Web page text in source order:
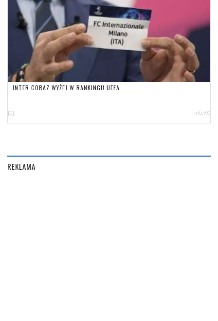
INTER CORAZ WYŻEJ W RANKINGU UEFA
[0] inter00
REKLAMA